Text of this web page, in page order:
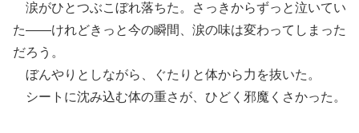
涙がひとつぶこぼれ落ちた。さっきからずっと泣いてい
た――けれどきっと今の瞬間、涙の味は変わってしまった
だろう。
ぼんやりとしながら、ぐたりと体から力を抜いた。
シートに沈み込む体の重さが、ひどく邪魔くさかった。